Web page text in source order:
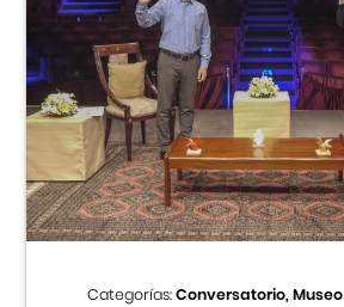
Categorías:Conversatorio, Museo